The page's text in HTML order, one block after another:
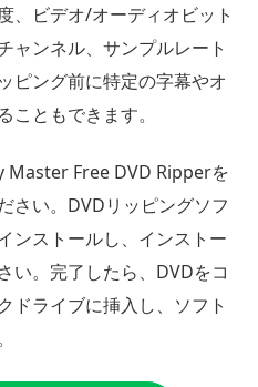
、ビデオ/オーディオビット
ャンネル、サンプルレート
ピング前に特定の字幕やオ
こともできます。
Master Free DVD Ripperを
さい。DVDリッピングソフ
ンストールし、インストー
い。完了したら、DVDをコ
ドライブに挿入し、ソフト